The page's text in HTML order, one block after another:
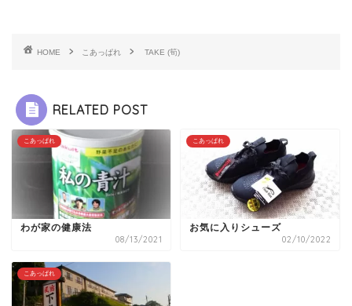
HOME こあっぱれ TAKE (筍)
RELATED POST
こあっぱれ
わが家の健康法
08/13/2021
こあっぱれ
お気に入りシューズ
02/10/2022
こあっぱれ